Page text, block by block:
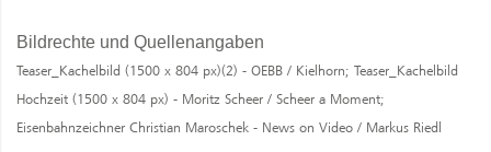
Bildrechte und Quellenangaben
Teaser_Kachelbild (1500 x 804 px)(2) - OEBB / Kielhorn; Teaser_Kachelbild
Hochzeit (1500 x 804 px) - Moritz Scheer / Scheer a Moment;
Eisenbahnzeichner Christian Maroschek - News on Video / Markus Riedl